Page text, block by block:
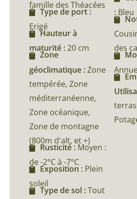
famille des Théacées
Type de port :
Erigé
Hauteur à
maturité :20 cm
Zone
géoclimatique :Zone
tempérée, Zone
méditerranéenne,
Zone océanique,
Zone de montagne
(800m d'alt, et +)
Rusticité : Moyen :
de -2°C à -7°C
Exposition : Plein
soleil
Type de sol :Tout
: Bleu
des